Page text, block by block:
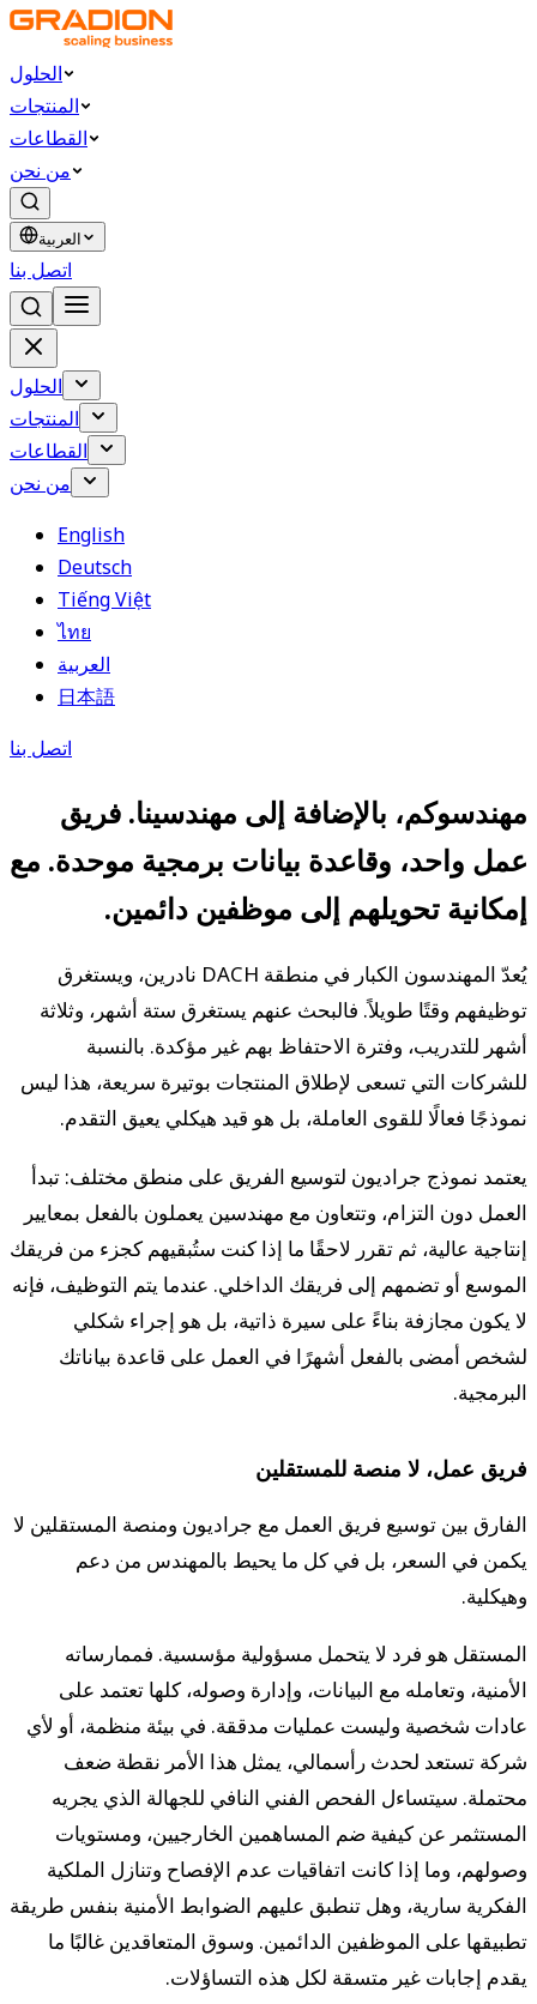
الحلول
المنتجات
القطاعات
من نحن
العربية
اتصل بنا
الحلول
المنتجات
القطاعات
من نحن
English
Deutsch
Tiếng Việt
ไทย
العربية
日本語
اتصل بنا
مهندسوكم، بالإضافة إلى مهندسينا. فريق
عمل واحد، وقاعدة بيانات برمجية موحدة. مع
إمكانية تحويلهم إلى موظفين دائمين.
يُعدّ المهندسون الكبار في منطقة DACH نادرين، ويستغرق
توظيفهم وقتًا طويلاً. فالبحث عنهم يستغرق ستة أشهر، وثلاثة
أشهر للتدريب، وفترة الاحتفاظ بهم غير مؤكدة. بالنسبة
للشركات التي تسعى لإطلاق المنتجات بوتيرة سريعة، هذا ليس
نموذجًا فعالًا للقوى العاملة، بل هو قيد هيكلي يعيق التقدم.
يعتمد نموذج جراديون لتوسيع الفريق على منطق مختلف: تبدأ
العمل دون التزام، وتتعاون مع مهندسين يعملون بالفعل بمعايير
إنتاجية عالية، ثم تقرر لاحقًا ما إذا كنت ستُبقيهم كجزء من فريقك
الموسع أو تضمهم إلى فريقك الداخلي. عندما يتم التوظيف، فإنه
لا يكون مجازفة بناءً على سيرة ذاتية، بل هو إجراء شكلي
لشخص أمضى بالفعل أشهرًا في العمل على قاعدة بياناتك
البرمجية.
فريق عمل، لا منصة للمستقلين
الفارق بين توسيع فريق العمل مع جراديون ومنصة المستقلين لا
يكمن في السعر، بل في كل ما يحيط بالمهندس من دعم
وهيكلية.
المستقل هو فرد لا يتحمل مسؤولية مؤسسية. فممارساته
الأمنية، وتعامله مع البيانات، وإدارة وصوله، كلها تعتمد على
عادات شخصية وليست عمليات مدققة. في بيئة منظمة، أو لأي
شركة تستعد لحدث رأسمالي، يمثل هذا الأمر نقطة ضعف
محتملة. سيتساءل الفحص الفني النافي للجهالة الذي يجريه
المستثمر عن كيفية ضم المساهمين الخارجيين، ومستويات
وصولهم، وما إذا كانت اتفاقيات عدم الإفصاح وتنازل الملكية
الفكرية سارية، وهل تنطبق عليهم الضوابط الأمنية بنفس طريقة
تطبيقها على الموظفين الدائمين. وسوق المتعاقدين غالبًا ما
يقدم إجابات غير متسقة لكل هذه التساؤلات.